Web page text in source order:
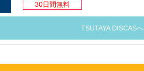
30日間無料
TSUTAYA DISCASへ